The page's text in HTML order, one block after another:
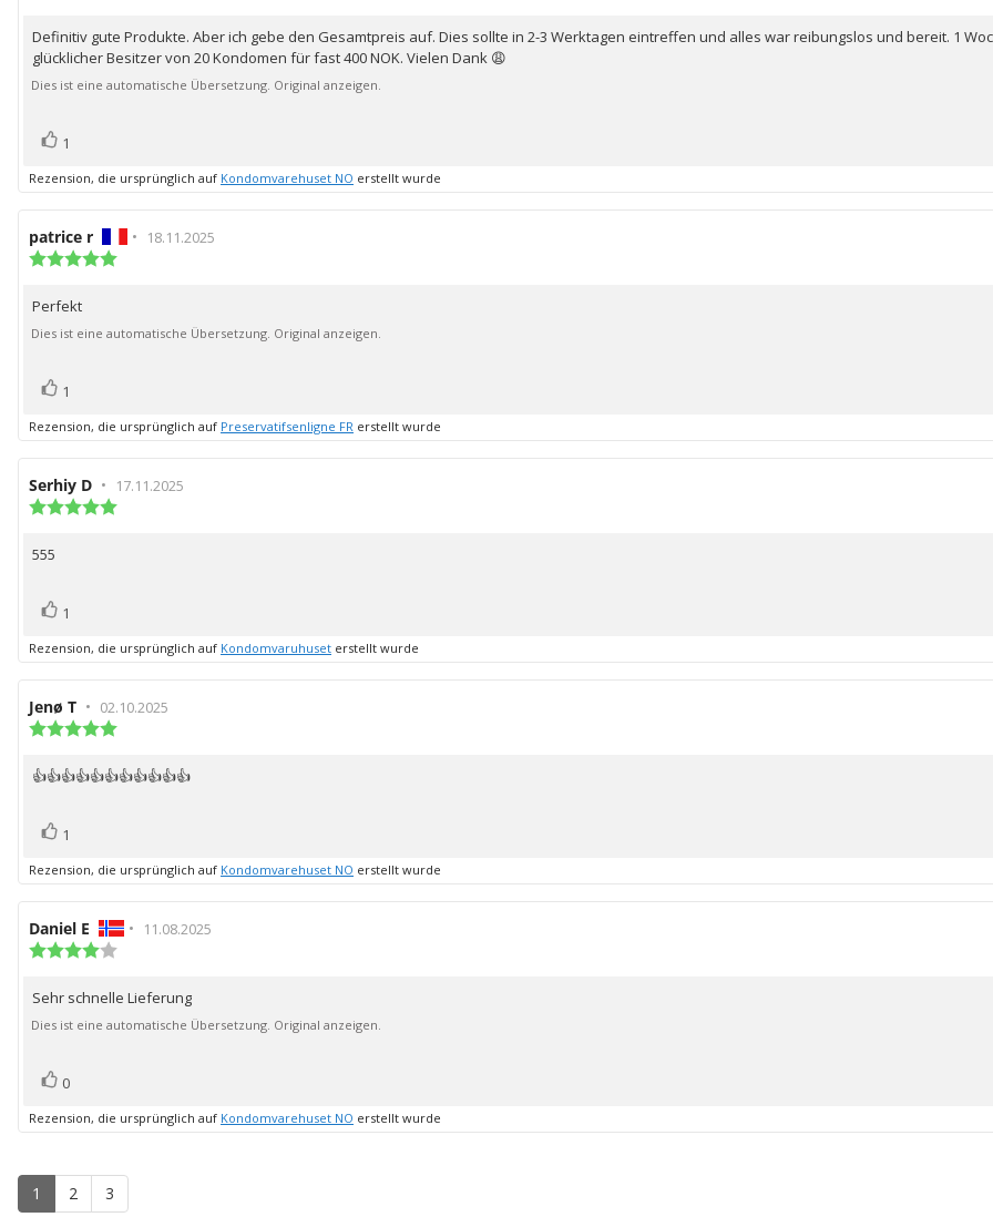
5
Sternen
Rezensionstext:
Definitiv gute Produkte. Aber ich gebe den Gesamtpreis auf. Dies sollte in 2-3 Werktagen eintreffen und alles war reibungslos und bereit. 1
glücklicher Besitzer von 20 Kondomen für fast 400 NOK. Vielen Dank 😩
Dies ist eine automatische Übersetzung. Original anzeigen.
Stimme
1
Rezension, die ursprünglich auf Kondomvarehuset NO erstellt wurde
Autor
der
patrice r • Bewertungsdatum:
18.11.2025
Sternen
Rezensionstext:
Perfekt
Dies ist eine automatische Übersetzung. Original anzeigen.
Stimme
1
Rezension, die ursprünglich auf Preservatifsenligne FR erstellt wurde
Autor
der
Serhiy D • Bewertungsdatum:
17.11.2025
Rezensionstext:
555
Stimme
1
Rezension, die ursprünglich auf Kondomvaruhuset erstellt wurde
Autor
der
Jenø T • Bewertungsdatum:
02.10.2025
5
Rezensionstext:
👍👍👍👍👍👍👍👍👍👍👍
Stimme
1
Rezension, die ursprünglich auf Kondomvarehuset NO erstellt wurde
Autor
der
Daniel E • Bewertungsdatum:
11.08.2025
5
Sternen
Rezensionstext:
Sehr schnelle Lieferung
Dies ist eine automatische Übersetzung. Original anzeigen.
Stimme
0
Rezension, die ursprünglich auf Kondomvarehuset NO erstellt wurde
1 2 3